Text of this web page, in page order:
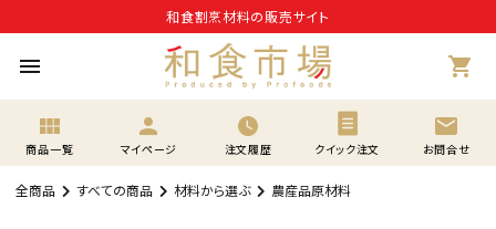
和食割烹材料の販売サイト
menu shopping_cart
view_module
商品一覧
person
マイページ 注文履歴 クイック注文
mail
お問合せ
全商品 すべての商品 材料から選ぶ 農産品原材料